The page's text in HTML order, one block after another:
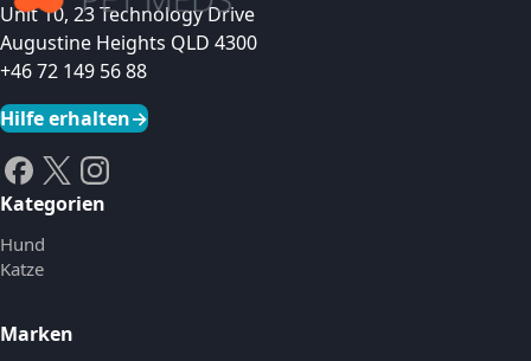
Unit 10, 23 Technology Drive
Augustine Heights QLD 4300
+46 72 149 56 88
Hilfe erhalten→
Kategorien
Hund
Katze
Marken